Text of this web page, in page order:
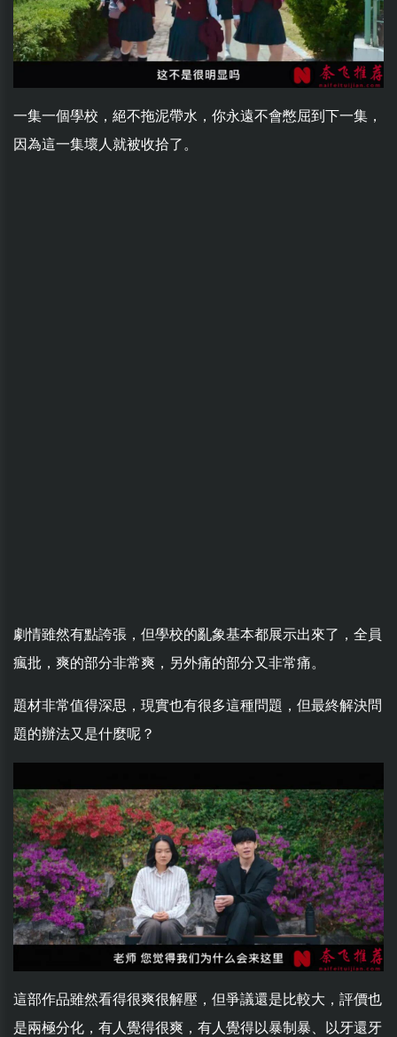
一集一個學校，絕不拖泥帶水，你永遠不會憋屈到下一集，
因為這一集壞人就被收拾了。
劇情雖然有點誇張，但學校的亂象基本都展示出來了，全員
瘋批，爽的部分非常爽，另外痛的部分又非常痛。
題材非常值得深思，現實也有很多這種問題，但最終解決問
題的辦法又是什麼呢？
這部作品雖然看得很爽很解壓，但爭議還是比較大，評價也
是兩極分化，有人覺得很爽，有人覺得以暴制暴、以牙還牙